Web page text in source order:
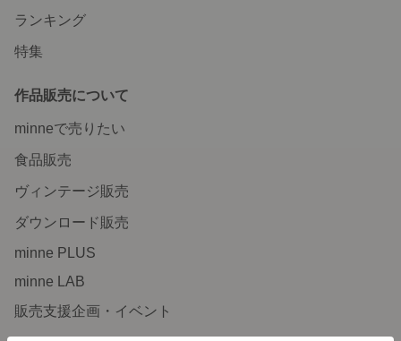
ランキング
特集
作品販売について
minneで売りたい
食品販売
ヴィンテージ販売
ダウンロード販売
minne PLUS
minne LAB
販売支援企画・イベント